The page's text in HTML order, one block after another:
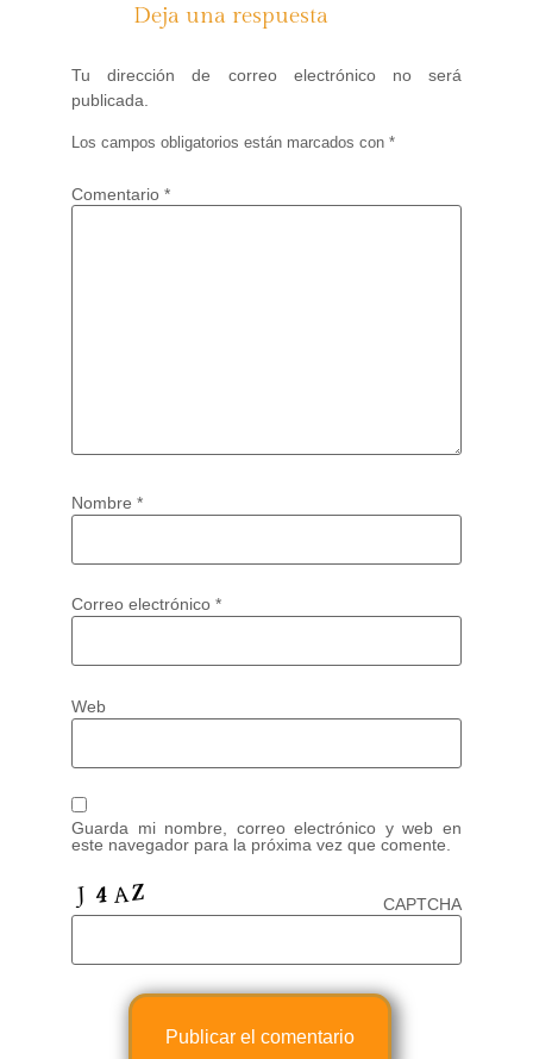
Deja una respuesta
Tu dirección de correo electrónico no será
publicada.
Los campos obligatorios están marcados con *
Comentario *
Nombre *
Correo electrónico *
Web
Guarda mi nombre, correo electrónico y web en
este navegador para la próxima vez que comente.
CAPTCHA